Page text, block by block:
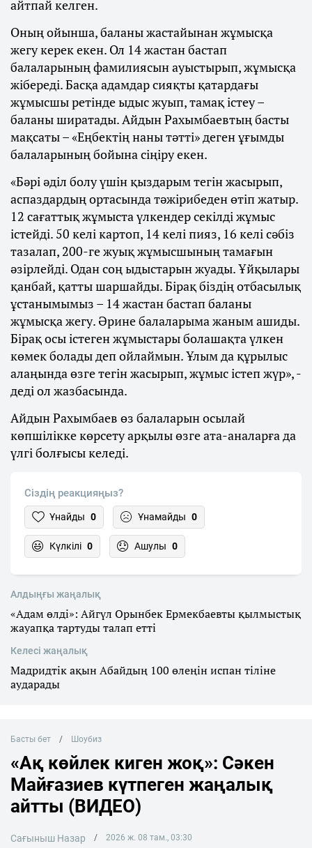
айтпай келген.
Оның ойынша, баланы жастайынан жұмысқа
жегу керек екен. Ол 14 жастан бастап
балаларының фамилиясын ауыстырып, жұмысқа
жібереді. Басқа адамдар сияқты қатардағы
жұмысшы ретінде ыдыс жуып, тамақ істеу –
баланы ширатады. Айдын Рахымбаевтың басты
мақсаты – «Еңбектің наны тәтті» деген ұғымды
балаларының бойына сіңіру екен.
«Бәрі әділ болу үшін қыздарым тегін жасырып,
аспаздардың ортасында тәжірибеден өтіп жатыр.
12 сағаттық жұмыста үлкендер секілді жұмыс
істейді. 50 келі картоп, 14 келі пияз, 16 келі сәбіз
тазалап, 200-ге жуық жұмысшының тамағын
әзірлейді. Одан соң ыдыстарын жуады. Ұйқылары
қанбай, қатты шаршайды. Бірақ біздің отбасылық
ұстанымымыз – 14 жастан бастап баланы
жұмысқа жегу. Әрине балаларыма жаным ашиды.
Бірақ осы істеген жұмыстары болашақта үлкен
көмек болады деп ойлаймын. Ұлым да құрылыс
алаңында өзге тегін жасырып, жұмыс істеп жүр», -
деді ол жазбасында.
Айдын Рахымбаев өз балаларын осылай
көпшілікке көрсету арқылы өзге ата-аналарға да
үлгі болғысы келеді.
Сіздің реакцияңыз?
Ұнайды 0 Ұнамайды 0
Күлкілі 0 Ашулы 0
Алдыңғы жаңалық
«Адам өлді»: Айгүл Орынбек Ермекбаевты қылмыстық
жауапқа тартуды талап етті
Келесі жаңалық
Мадридтік ақын Абайдың 100 өлеңін испан тіліне
аударады
Басты бет Шоубиз
«Ақ көйлек киген жоқ»: Сәкен
Майғазиев күтпеген жаңалық
айтты (ВИДЕО)
Сағыныш Назар 2026 ж. 08 там., 03:30